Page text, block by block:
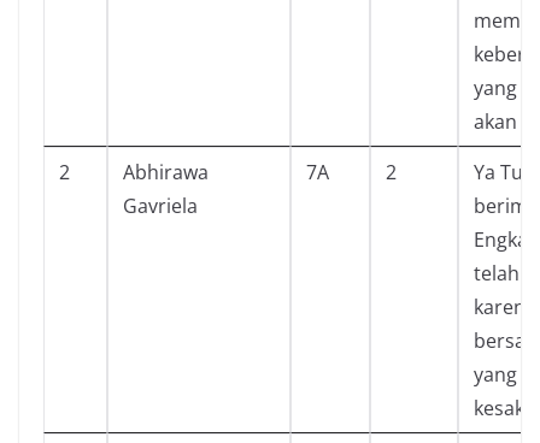
yang
akan
2
Abhirawa
Gavriela
7A 2
Ya
telah
yang